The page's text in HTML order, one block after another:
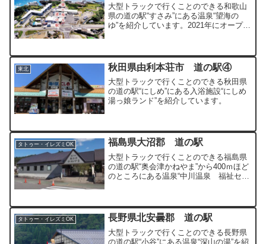
大型トラックで行くことのできる和歌山
県の道の駅“すさみ”にある温泉“望海の
ゆ”を紹介しています。2021年にオープン
東北 秋田県由利本荘市 道の駅④
大型トラックで行くことのできる秋田県
の道の駅“にしめ”にある入浴施設“にしめ
湯っ娘ランド”を紹介しています。
タトゥー・イレズミOK 福島県大沼郡 道の駅
大型トラックで行くことのできる福島県
の道の駅“奥会津かねやま”から400ｍほど
のところにある温泉“中川温泉 福祉セン
内の温泉です。
タトゥー・イレズミOK 長野県北安曇郡 道の駅
大型トラックで行くことのできる長野県
の道の駅“小谷”にある温泉“深山の湯”を紹